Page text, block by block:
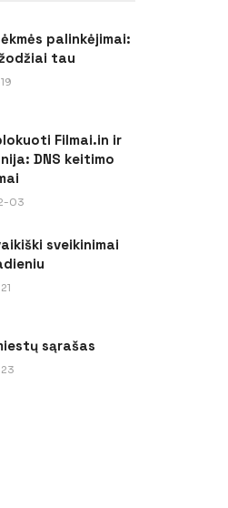
palinkėjimai:
tau
Filmai.in ir
DNS keitimo
03
sveikinimai
sąrašas